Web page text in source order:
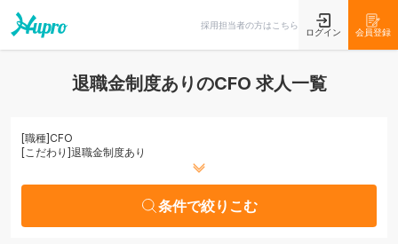
採用担当者の方はこちら
ログイン 会員登録
退職金制度ありのCFO 求人一覧
[職種] CFO
[こだわり]退職金制度あり
条件で絞りこむ